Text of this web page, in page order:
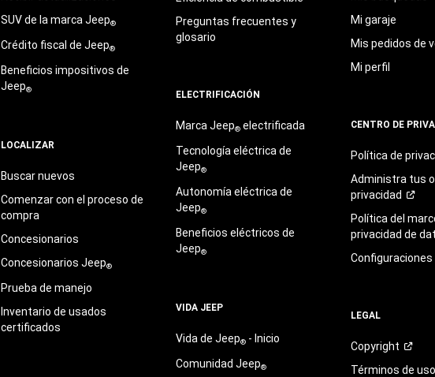
SUV de la marca Jeep®
Crédito fiscal de Jeep®
Beneficios impositivos de
Jeep®
LOCALIZAR
Buscar nuevos
Comenzar con el proceso de
compra
Concesionarios
Concesionarios Jeep®
Prueba de manejo
Inventario de usados
certificados
Preguntas frecuentes y
glosario
ELECTRIFICACIÓN
Marca Jeep®electrificada
Tecnología eléctrica de
Jeep®
Autonomía eléctrica de
Jeep®
Beneficios eléctricos de
Jeep®
VIDA JEEP
Vida de Jeep®- Inicio
Comunidad Jeep®
Mi garaje
Mis pedidos de
Mi perfil
CENTRO DE
Política de
Administra tus
privacidad
Política del
privacidad de
Configuraciones
LEGAL
Copyright
Términos deuso